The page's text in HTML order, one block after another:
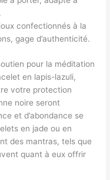
confectionnés à la
gage d’authenticité.
pour la méditation
en lapis-lazuli,
votre protection
noire seront
et d’abondance se
en jade ou en
des mantras, tels que
quant à eux offrir